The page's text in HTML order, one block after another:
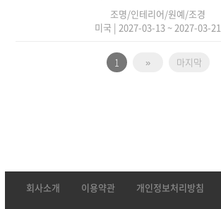
조명/인테리어/원예/조경
미국 | 2027-03-13 ~ 2027-03-21
1 » 마지막
회사소개 이용약관 개인정보처리방침